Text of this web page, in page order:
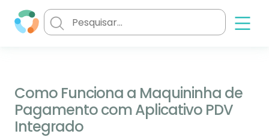
Como Funciona a Maquininha de
Pagamento com Aplicativo PDV
Integrado